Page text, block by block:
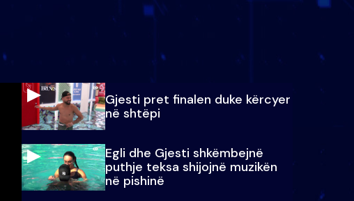
Gjesti pret finalen duke kërcyer
në shtëpi
Egli dhe Gjesti shkëmbejnë
puthje teksa shijojnë muzikën
në pishinë